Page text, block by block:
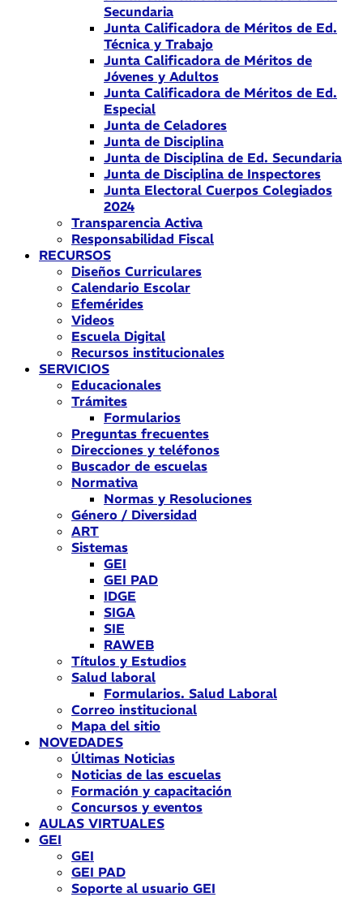
Secundaria
Junta Calificadora de Méritos de Ed.
Técnica y Trabajo
Junta Calificadora de Méritos de
Jóvenes y Adultos
Junta Calificadora de Méritos de Ed.
Especial
Junta de Celadores
Junta de Disciplina
Junta de Disciplina de Ed. Secundaria
Junta de Disciplina de Inspectores
Junta Electoral Cuerpos Colegiados
2024
Transparencia Activa
Responsabilidad Fiscal
RECURSOS
Diseños Curriculares
Calendario Escolar
Efemérides
Videos
Escuela Digital
Recursos institucionales
SERVICIOS
Educacionales
Trámites
Formularios
Preguntas frecuentes
Direcciones y teléfonos
Buscador de escuelas
Normativa
Normas y Resoluciones
Género / Diversidad
ART
Sistemas
GEI
GEI PAD
IDGE
SIGA
SIE
RAWEB
Títulos y Estudios
Salud laboral
Formularios. Salud Laboral
Correo institucional
Mapa del sitio
NOVEDADES
Últimas Noticias
Noticias de las escuelas
Formación y capacitación
Concursos y eventos
AULAS VIRTUALES
GEI
GEI
GEI PAD
Soporte al usuario GEI